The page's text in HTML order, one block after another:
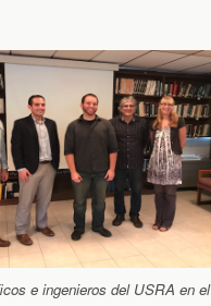
e ingenieros del USRA en el